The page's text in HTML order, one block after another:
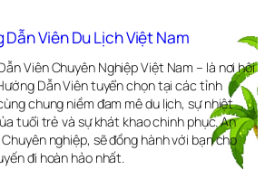
Dẫn Viên Du Lịch Việt Nam
Viên Chuyên Nghiệp Việt Nam – là nơi hội
Dẫn Viên tuyển chọn tại các tỉnh
chung niềm đam mê du lịch, sự nhiệt
tuổi trẻ và sự khát khao chinh phục. An
nghiệp, sẽ đồng hành với bạn cho
đi hoàn hảo nhất.